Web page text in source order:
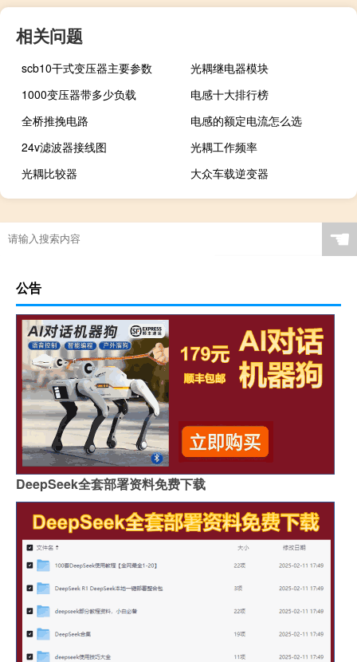
相关问题
scb10干式变压器主要参数
光耦继电器模块
1000变压器带多少负载
电感十大排行榜
全桥推挽电路
电感的额定电流怎么选
24v滤波器接线图
光耦工作频率
光耦比较器
大众车载逆变器
☚
公告
DeepSeek全套部署资料免费下载